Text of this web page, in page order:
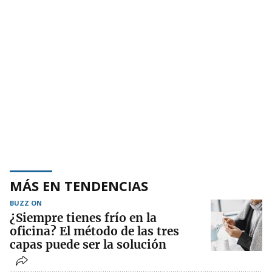
MÁS EN TENDENCIAS
BUZZ ON
¿Siempre tienes frío en la
oficina? El método de las tres
capas puede ser la solución